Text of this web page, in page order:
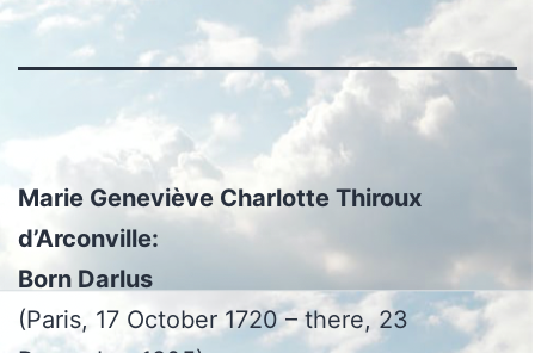
Marie Geneviève Charlotte Thiroux
d’Arconville:
Born Darlus
(Paris, 17 October 1720 – there, 23